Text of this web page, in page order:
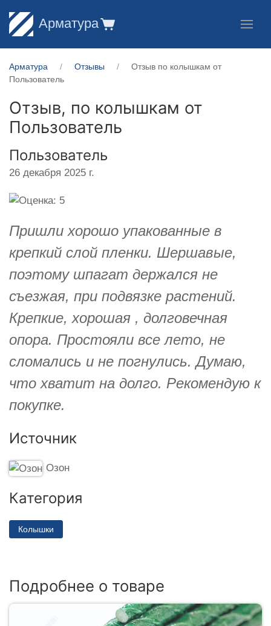
Арматура
Арматура Отзывы
Отзыв по колышкам от
Пользователь
Отзыв, по колышкам от
Пользователь
Пользователь
26 декабря 2025 г.
Пришли хорошо упакованные в
крепкий слой пленки. Шершавые,
поэтому шпагат держался не
съезжая, при подвязке растений.
Крепкие, хорошая , долговечная
опора. Простояли все лето, не
сломались и не погнулись. Думаю,
что хватит на долго. Рекомендую к
покупке.
Источник
Озон
Категория
Колышки
Подробнее о товаре